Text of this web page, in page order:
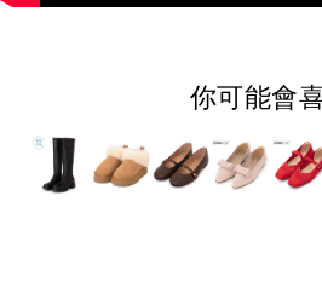
你可能會